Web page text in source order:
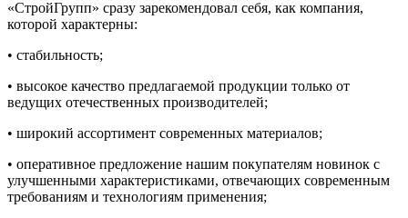
«СтройГрупп» сразу зарекомендовал себя, как компания,
которой характерны:
• стабильность;
• высокое качество предлагаемой продукции только от
ведущих отечественных производителей;
• широкий ассортимент современных материалов;
• оперативное предложение нашим покупателям новинок с
улучшенными характеристиками, отвечающих современным
требованиям и технологиям применения;